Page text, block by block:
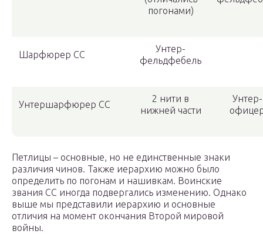
погонами)
Шарфюрер СС
Унтер-
фельдфебель
Унтершарфюрер СС
2 нити в
нижней части
Унтер-
Петлицы – основные, но не единственные знаки
различия чинов. Также иерархию можно было
определить по погонам и нашивкам. Воинские
звания СС иногда подвергались изменению. Однако
выше мы представили иерархию и основные
отличия на момент окончания Второй мировой
войны.